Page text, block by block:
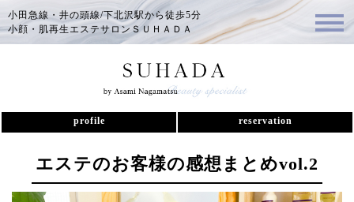
小田急線・井の頭線/下北沢駅から徒歩5分
小顔・肌再生エステサロンＳＵＨＡＤＡ
profile reservation
エステのお客様の感想まとめvol.2